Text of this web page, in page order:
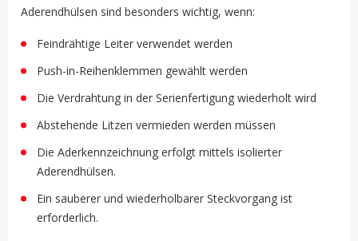
Aderendhülsen sind besonders wichtig, wenn:
Feindrähtige Leiter verwendet werden
Push-in-Reihenklemmen gewählt werden
Die Verdrahtung in der Serienfertigung wiederholt wird
Abstehende Litzen vermieden werden müssen
Die Aderkennzeichnung erfolgt mittels isolierter
Aderendhülsen.
Ein sauberer und wiederholbarer Steckvorgang ist
erforderlich.